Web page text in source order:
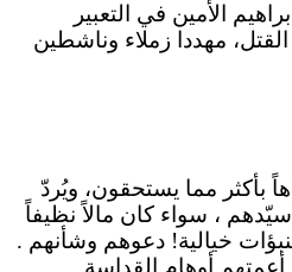
الأمين في التعبير
مهددا زملاء وناشطين
بأكثر مما يستحقون، ويُردّ
سيّدهم ، سواء كان مالاً نظيفاً
خيالية! دعوهم وشأنهم .
أوهام القداسة